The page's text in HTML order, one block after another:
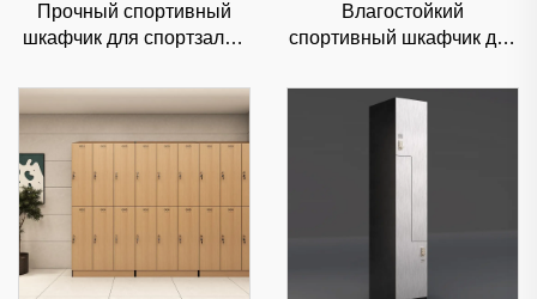
Прочный спортивный
шкафчик для спортзалов
влагостойкое стальное
хранилище
Влагостойкий
спортивный шкафчик для
спортивных объектов и
прочное стальное